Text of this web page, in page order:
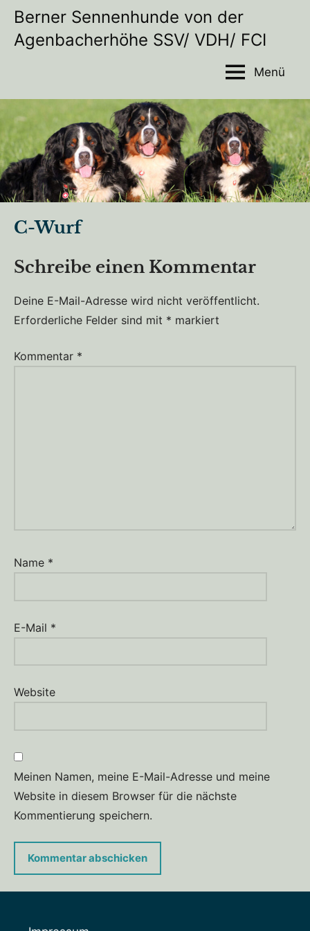
Zum
springen
Berner Sennenhunde von der
Agenbacherhöhe SSV/ VDH/ FCI
Wir
möchten
Hundezucht
Alltagsleben
mit
unseren
Hunden
auf
dieser
Homepage
Menü
C-Wurf
am
21,
2023
admin
Uncategorized
Schreibe einen Kommentar
Deine E-Mail-Adresse wird nicht veröffentlicht.
Erforderliche Felder sind mit * markiert
Kommentar *
Name *
E-Mail *
Website
Meinen Namen, meine E-Mail-Adresse und meine
Website in diesem Browser für die nächste
Kommentierung speichern.